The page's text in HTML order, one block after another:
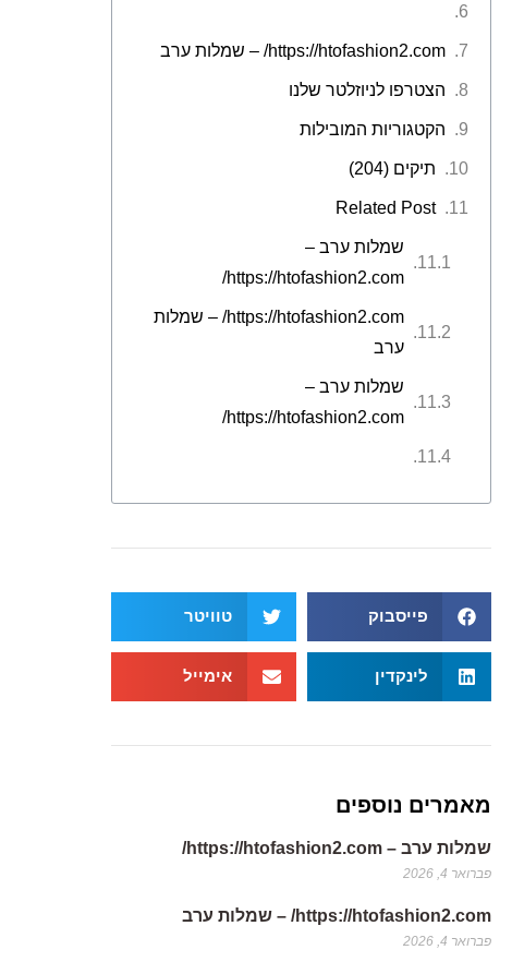
https://htofashion2.com/ – שמלות ערב
הצטרפו לניוזלטר שלנו
הקטגוריות המובילות
תיקים (204)
Related Post
שמלות ערב –
https://htofashion2.com/
https://htofashion2.com/ – שמלות
ערב
שמלות ערב –
https://htofashion2.com/
פייסבוק טוויטר
לינקדין אימייל
מאמרים נוספים
שמלות ערב – https://htofashion2.com/
פברואר 4, 2026
https://htofashion2.com/ – שמלות ערב
פברואר 4, 2026